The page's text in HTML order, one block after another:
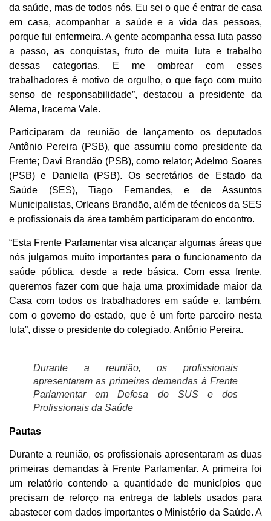
da saúde, mas de todos nós. Eu sei o que é entrar de casa
em casa, acompanhar a saúde e a vida das pessoas,
porque fui enfermeira. A gente acompanha essa luta passo
a passo, as conquistas, fruto de muita luta e trabalho
dessas categorias. E me ombrear com esses
trabalhadores é motivo de orgulho, o que faço com muito
senso de responsabilidade”, destacou a presidente da
Alema, Iracema Vale.
Participaram da reunião de lançamento os deputados
Antônio Pereira (PSB), que assumiu como presidente da
Frente; Davi Brandão (PSB), como relator; Adelmo Soares
(PSB) e Daniella (PSB). Os secretários de Estado da
Saúde (SES), Tiago Fernandes, e de Assuntos
Municipalistas, Orleans Brandão, além de técnicos da SES
e profissionais da área também participaram do encontro.
“Esta Frente Parlamentar visa alcançar algumas áreas que
nós julgamos muito importantes para o funcionamento da
saúde pública, desde a rede básica. Com essa frente,
queremos fazer com que haja uma proximidade maior da
Casa com todos os trabalhadores em saúde e, também,
com o governo do estado, que é um forte parceiro nesta
luta”, disse o presidente do colegiado, Antônio Pereira.
Durante a reunião, os profissionais
apresentaram as primeiras demandas à Frente
Parlamentar em Defesa do SUS e dos
Profissionais da Saúde
Pautas
Durante a reunião, os profissionais apresentaram as duas
primeiras demandas à Frente Parlamentar. A primeira foi
um relatório contendo a quantidade de municípios que
precisam de reforço na entrega de tablets usados para
abastecer com dados importantes o Ministério da Saúde. A